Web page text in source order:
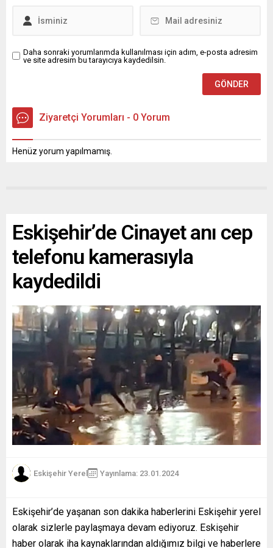
Daha sonraki yorumlarımda kullanılması için adım, e-posta adresim
ve site adresim bu tarayıcıya kaydedilsin.
Ziyaretçi Yorumları - 0 Yorum
Henüz yorum yapılmamış.
Eskişehir’de Cinayet anı cep
telefonu kamerasıyla
kaydedildi
Eskişehir Yerel Yayınlama: 23.01.2024
Eskişehir’de yaşanan son dakika haberlerini Eskişehir yerel
olarak sizlerle paylaşmaya devam ediyoruz. Eskişehir
haber olarak iha kaynaklarından aldığımız bilgi ve haberlere